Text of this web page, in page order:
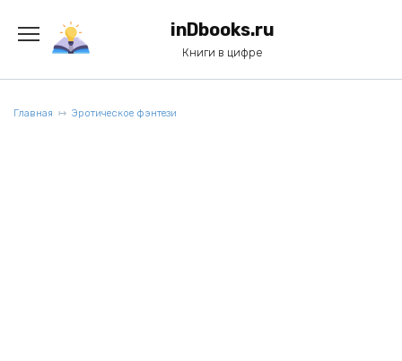
содержанию
inDbooks.ru
Книги в цифре
Главная Эротическое фэнтези